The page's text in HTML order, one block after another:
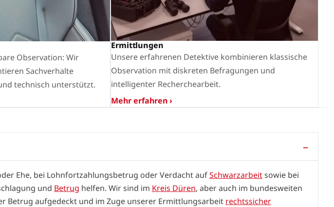
Observation: Wir
Sachverhalte
technisch unterstützt.
Ermittlungen
Unsere erfahrenen Detektive kombinieren klassische
Observation mit diskreten Befragungen und
intelligenter Recherchearbeit.
Mehr erfahren ›
Ehe, bei Lohnfortzahlungsbetrug oder Verdacht aufSchwarzarbeitsowie bei
und Betrug helfen. Wir sind im Kreis Düren, aber auch im bundesweiten
Betrug aufgedeckt und im Zuge unserer Ermittlungsarbeit rechtssicher